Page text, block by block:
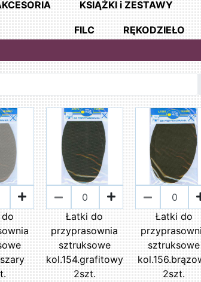
KSIĄŻKI i ZESTAWY
FILC
RĘKODZIEŁO
Łatki do
przyprasownia
sztruksowe
kol.154.grafitowy
2szt.
Łatki do
sztruksowe
2szt.